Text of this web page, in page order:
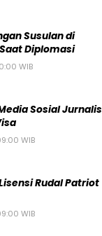
Susulan di
Diplomasi
WIB
Sosial Jurnalis
WIB
Rudal Patriot
WIB